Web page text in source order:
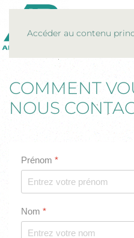
Accéder au contenu
COMMENT
NOUS
Prénom *
Nom *